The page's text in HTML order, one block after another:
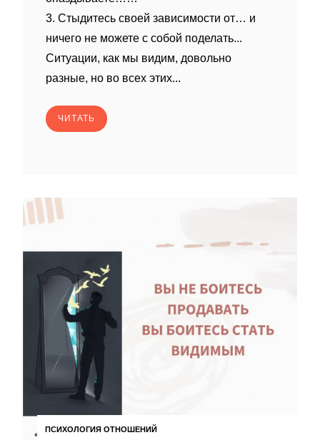
3. Стыдитесь своей зависимости от… и
ничего не можете с собой поделать...
Ситуации, как мы видим, довольно
разные, но во всех этих...
ЧИТАТЬ
ПСИХОЛОГИЯ ОТНОШЕНИЙ